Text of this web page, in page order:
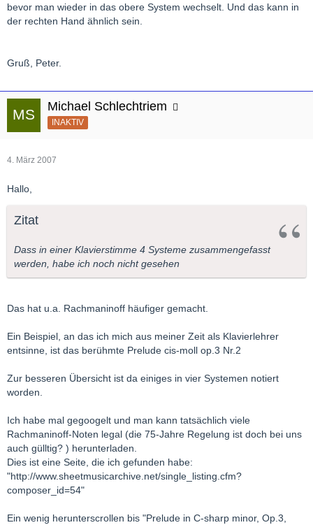
bevor man wieder in das obere System wechselt. Und das kann in
der rechten Hand ähnlich sein.
Gruß, Peter.
Michael Schlechtriem
INAKTIV
4. März 2007
Hallo,
Zitat
Dass in einer Klavierstimme 4 Systeme zusammengefasst
werden, habe ich noch nicht gesehen
Das hat u.a. Rachmaninoff häufiger gemacht.
Ein Beispiel, an das ich mich aus meiner Zeit als Klavierlehrer
entsinne, ist das berühmte Prelude cis-moll op.3 Nr.2
Zur besseren Übersicht ist da einiges in vier Systemen notiert
worden.
Ich habe mal gegoogelt und man kann tatsächlich viele
Rachmaninoff-Noten legal (die 75-Jahre Regelung ist doch bei uns
auch gülltig? ) herunterladen.
Dies ist eine Seite, die ich gefunden habe:
"http://www.sheetmusicarchive.net/single_listing.cfm?
composer_id=54"
Ein wenig herunterscrollen bis "Prelude in C-sharp minor, Op.3,